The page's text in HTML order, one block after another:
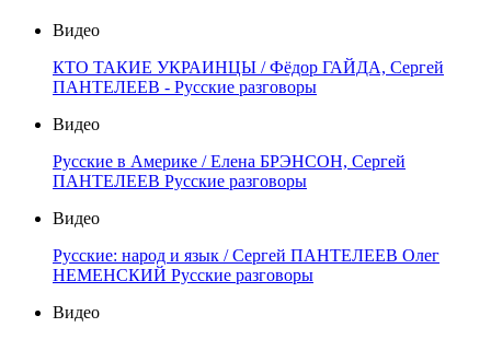
Видео
КТО ТАКИЕ УКРАИНЦЫ / Фёдор ГАЙДА, Сергей
ПАНТЕЛЕЕВ - Русские разговоры
Видео
Русские в Америке / Елена БРЭНСОН, Сергей
ПАНТЕЛЕЕВ Русские разговоры
Видео
Русские: народ и язык / Сергей ПАНТЕЛЕЕВ Олег
НЕМЕНСКИЙ Русские разговоры
Видео